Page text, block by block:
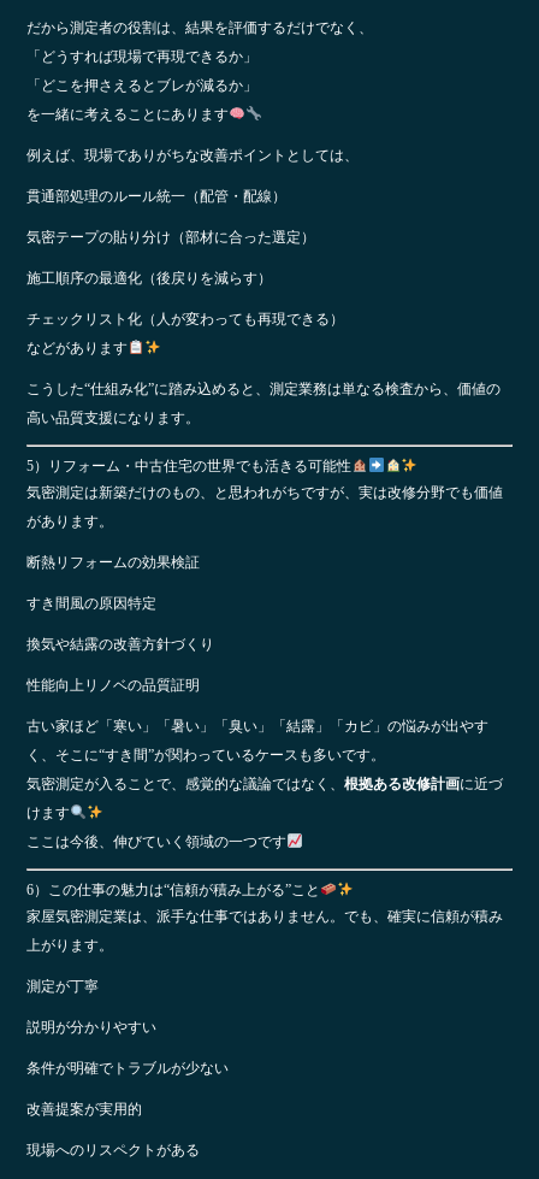
だから測定者の役割は、結果を評価するだけでなく、
「どうすれば現場で再現できるか」
「どこを押さえるとブレが減るか」
を一緒に考えることにあります
例えば、現場でありがちな改善ポイントとしては、
貫通部処理のルール統一（配管・配線）
気密テープの貼り分け（部材に合った選定）
施工順序の最適化（後戻りを減らす）
チェックリスト化（人が変わっても再現できる）
などがあります
こうした“仕組み化”に踏み込めると、測定業務は単なる検査から、価値の
高い品質支援になります。
5）リフォーム・中古住宅の世界でも活きる可能性
気密測定は新築だけのもの、と思われがちですが、実は改修分野でも価値
があります。
断熱リフォームの効果検証
すき間風の原因特定
換気や結露の改善方針づくり
性能向上リノベの品質証明
古い家ほど「寒い」「暑い」「臭い」「結露」「カビ」の悩みが出やす
く、そこに“すき間”が関わっているケースも多いです。
気密測定が入ることで、感覚的な議論ではなく、根拠ある改修計画に近づ
けます
ここは今後、伸びていく領域の一つです
6）この仕事の魅力は“信頼が積み上がる”こと
家屋気密測定業は、派手な仕事ではありません。でも、確実に信頼が積み
上がります。
測定が丁寧
説明が分かりやすい
条件が明確でトラブルが少ない
改善提案が実用的
現場へのリスペクトがある